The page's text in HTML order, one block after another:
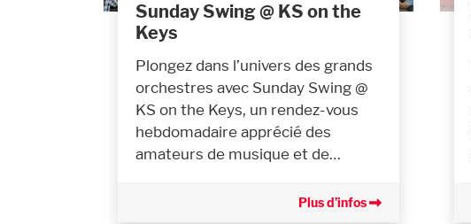
Sunday Swing @ KS on the
Keys
Plongez dans l’univers des grands
orchestres avec Sunday Swing @
KS on the Keys, un rendez-vous
hebdomadaire apprécié des
amateurs de musique et de…
Plus d’infos